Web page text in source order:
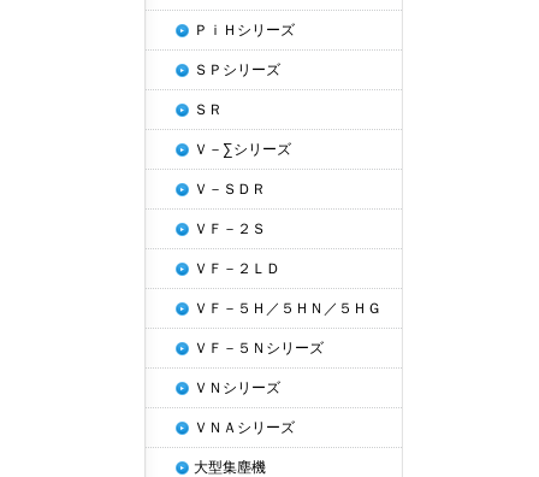
ＰｉＨシリーズ
ＳＰシリーズ
ＳＲ
Ｖ－∑シリーズ
Ｖ－ＳＤＲ
ＶＦ－２Ｓ
ＶＦ－２ＬＤ
ＶＦ－５Ｈ／５ＨＮ／５ＨＧ
ＶＦ－５Ｎシリーズ
ＶＮシリーズ
ＶＮＡシリーズ
大型集塵機